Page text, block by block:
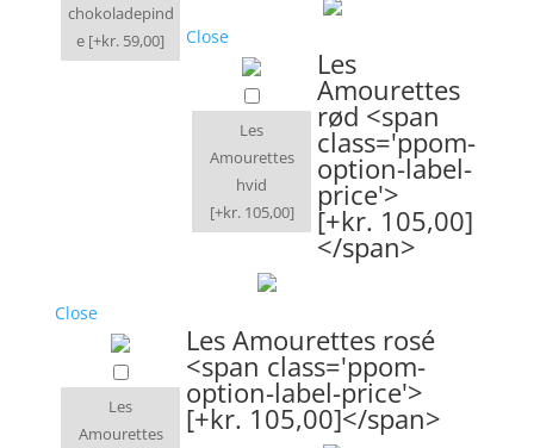
chokoladepind
e [+kr. 59,00] Close
Les
Amourettes
hvid
[+kr. 105,00]
Les
Amourettes
rød <span
class='ppom-
option-label-
price'>
[+kr. 105,00]
</span>
Close
Les
Amourettes
Les Amourettes rosé
<span class='ppom-
option-label-price'>
[+kr. 105,00]</span>